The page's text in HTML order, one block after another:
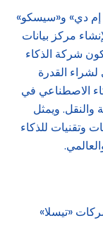
إم دي» و«سيسكو»
مركز بيانات
شركة الذكاء
القدرة
الاصطناعي في
والنقل. ويمثل
وتقنيات للذكاء
«تيسلا»